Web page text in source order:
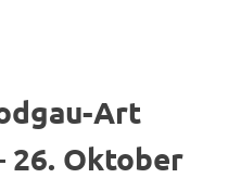
Art
26. Oktober